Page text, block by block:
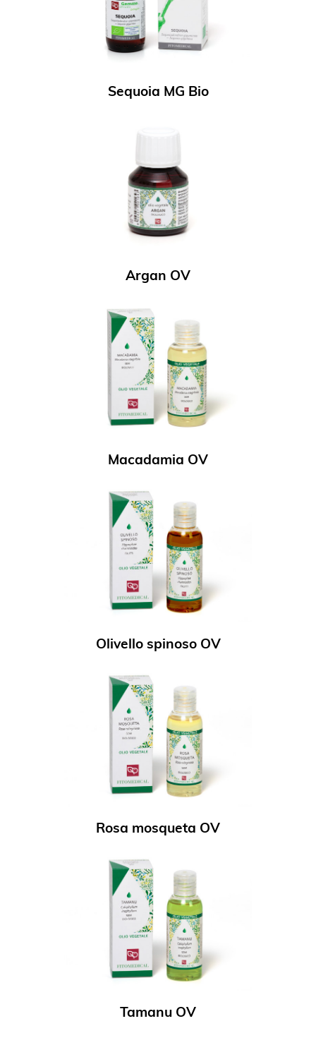
Sequoia MG Bio
Argan OV
Macadamia OV
Olivello spinoso OV
Rosa mosqueta OV
Tamanu OV